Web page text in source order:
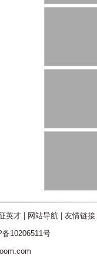
英才| 网站导航| 友情链接|
10206511号